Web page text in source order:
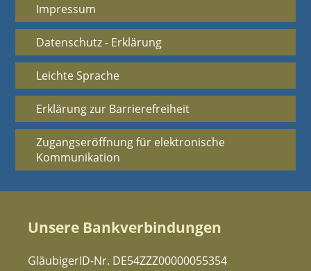
Impressum
Datenschutz - Erklärung
Leichte Sprache
Erklärung zur Barrierefreiheit
Zugangseröffnung für elektronische
Kommunikation
Unsere Bankverbindungen
GläubigerID-Nr. DE54ZZZ00000055354